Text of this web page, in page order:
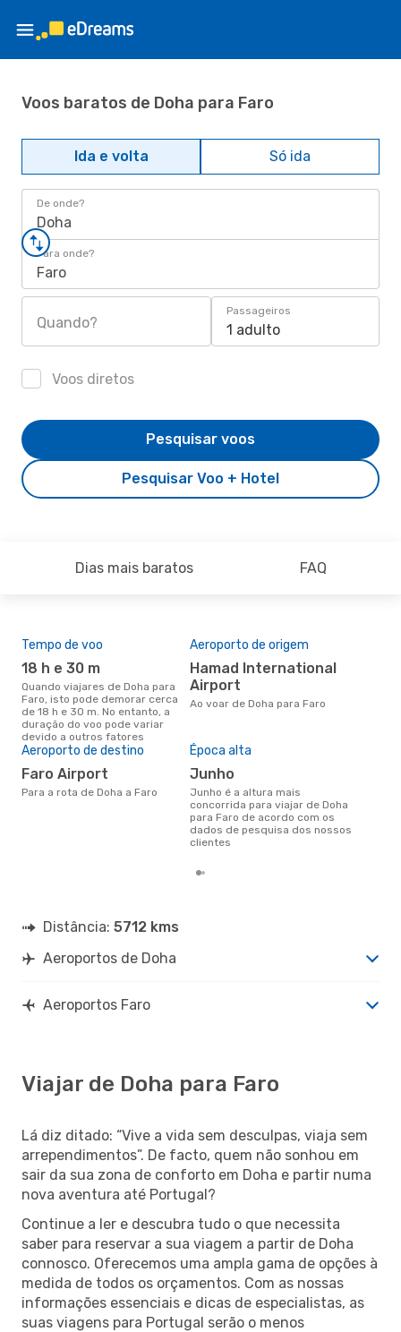
Voos baratos de Doha para Faro
Ida e volta Só ida
De onde?
Doha
Para onde?
Faro
Quando?
Passageiros
1 adulto
Voos diretos
Pesquisar Voo + Hotel
Pesquisar voos
Dias mais baratos FAQ
Tempo de voo
18 h e 30 m
Quando viajares de Doha para
Faro, isto pode demorar cerca
de 18 h e 30 m. No entanto, a
duração do voo pode variar
devido a outros fatores
Aeroporto de origem
Hamad International
Airport
Ao voar de Doha para Faro
Aeroporto de destino
Faro Airport
Para a rota de Doha a Faro
Época alta
junho
junho é a altura mais
concorrida para viajar de Doha
para Faro de acordo com os
dados de pesquisa dos nossos
clientes
Distância: 5712 kms
Aeroportos de Doha
Aeroportos Faro
Viajar de Doha para Faro
Lá diz ditado: “Vive a vida sem desculpas, viaja sem
arrependimentos”. De facto, quem não sonhou em
sair da sua zona de conforto em Doha e partir numa
nova aventura até Portugal?
Continue a ler e descubra tudo o que necessita
saber para reservar a sua viagem a partir de Doha
connosco. Oferecemos uma ampla gama de opções à
medida de todos os orçamentos. Com as nossas
informações essenciais e dicas de especialistas, as
suas viagens para Portugal serão o menos